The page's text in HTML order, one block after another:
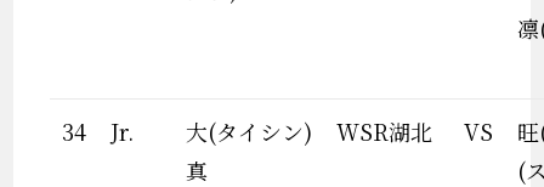
34 Jr.
大(タイシン)
真
WSR湖北 VS
(